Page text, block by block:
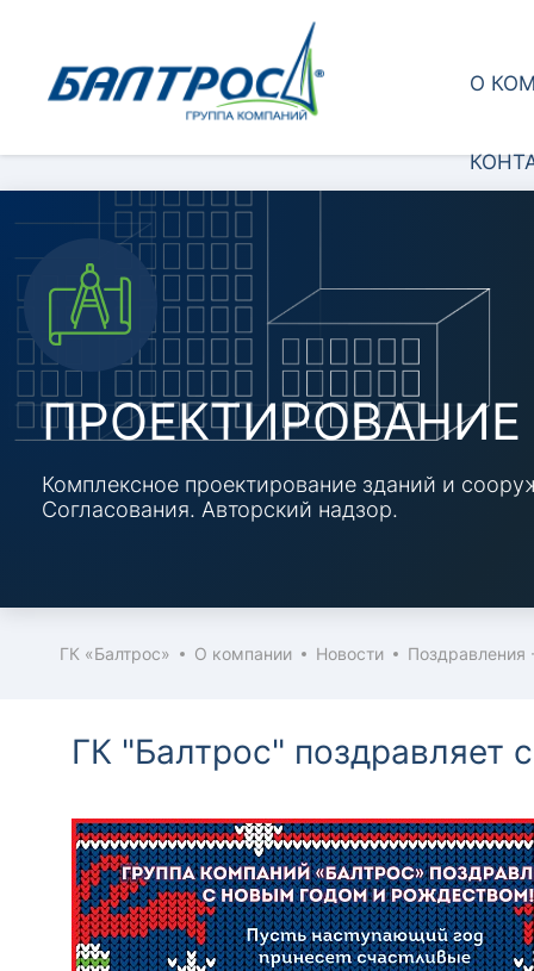
О
ПРОЕКТИРОВАНИЕ
Комплексное проектирование зданий и
Согласования. Авторский надзор.
ГК «Балтрос» О компании Новости Поздравления
ГК "Балтрос"